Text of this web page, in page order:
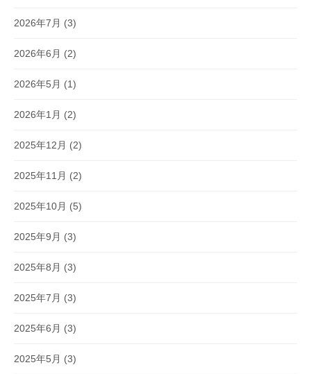
2026年7月 (3)
2026年6月 (2)
2026年5月 (1)
2026年1月 (2)
2025年12月 (2)
2025年11月 (2)
2025年10月 (5)
2025年9月 (3)
2025年8月 (3)
2025年7月 (3)
2025年6月 (3)
2025年5月 (3)